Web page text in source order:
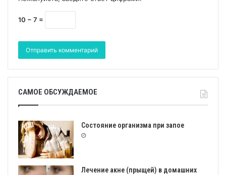
10 − 7 =
САМОЕ ОБСУЖДАЕМОЕ
Состояние организма при запое
Лечение акне (прыщей) в домашних